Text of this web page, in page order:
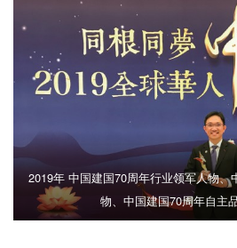
2019年 中国建国70周年行业领军人物、
物、中国建国70周年自主